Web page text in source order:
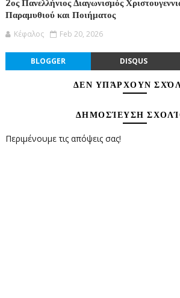
2ος Πανελλήνιος Διαγωνισμός
Παραμυθιού και Ποιήματος
Κέφαλος Feb 20, 2026
BLOGGER DISQUS
ΔΕΝ ΥΠΆΡΧΟΥΝ
ΔΗΜΟΣΊΕΥΣΗ
Περιμένουμε τις απόψεις σας!